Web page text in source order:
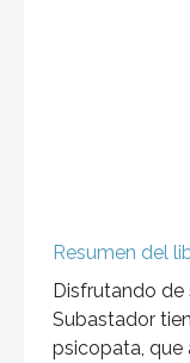
Resumen del
Disfrutando de
Subastador
psicopata, que